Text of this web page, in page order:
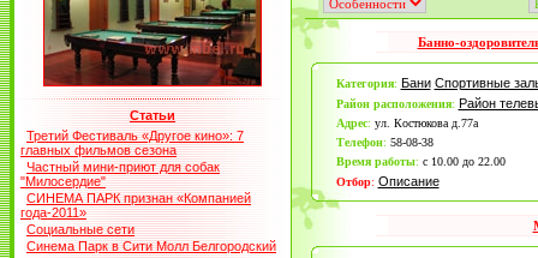
Статьи
Третий Фестиваль «Другое кино»: 7
главных фильмов сезона
Частный мини-приют для собак
"Милосердие"
СИНЕМА ПАРК признан «Компанией
года-2011»
Социальные сети
Синема Парк в Сити Молл Белгородский
Банно-
Категория: Бани Спортивные
Район расположения: Район
Адрес: ул. Костюкова д.77а
Телефон: 58-08-38
Время работы: с 10.00 до 22.00
Отбор: Описание